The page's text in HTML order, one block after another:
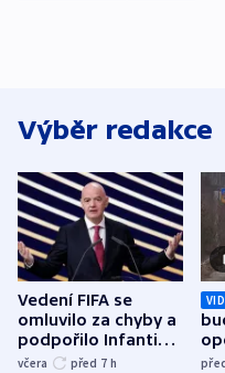
Výběr redakce
Vedení FIFA se
omluvilo za chyby a
podpořilo Infantina.
UEFA trvá na
včera před 7 h
s